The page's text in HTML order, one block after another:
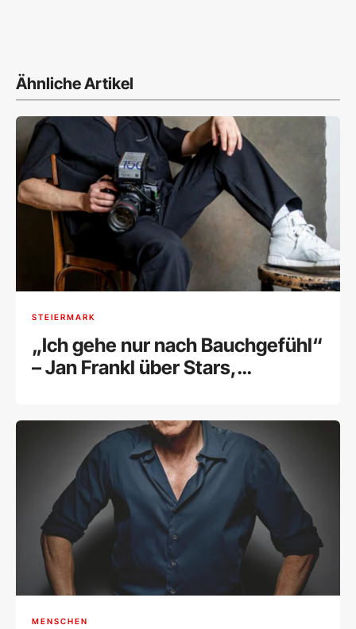
Ähnliche Artikel
STEIERMARK
„Ich gehe nur nach Bauchgefühl“
– Jan Frankl über Stars,
MENSCHEN